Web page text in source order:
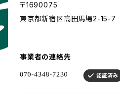
〒1690075
東京都新宿区高田馬場2-15-7
事業者の連絡先